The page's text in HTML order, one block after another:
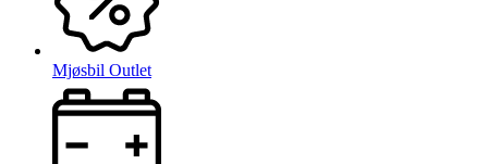
Mjøsbil Outlet